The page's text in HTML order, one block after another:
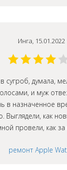
Инга, 15.01.2022
сугроб, думала,
и муж
в назначенное
Выглядели, как
провели, как
ремонт Apple